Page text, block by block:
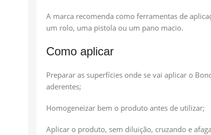
A marca recomenda como ferramentas de
um rolo, uma pistola ou um pano macio.
Como aplicar
Preparar as superfícies onde se vai aplicar o
aderentes;
Homogeneizar bem o produto antes de utilizar;
Aplicar o produto, sem diluição, cruzando e